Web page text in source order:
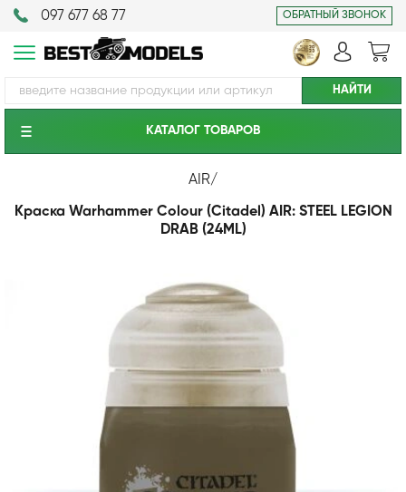
097 677 68 77 ОБРАТНЫЙ ЗВОНОК
КАТАЛОГ ТОВАРОВ
AIR/
Краска Warhammer Colour (Citadel) AIR: STEEL LEGION
DRAB (24ML)